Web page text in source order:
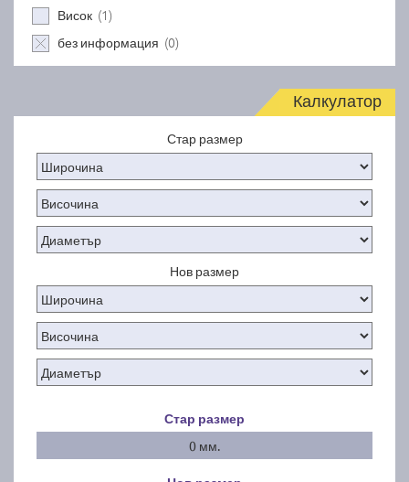
Висок (1)
без информация (0)
Калкулатор
Стар размер
Нов размер
Стар размер
0 мм.